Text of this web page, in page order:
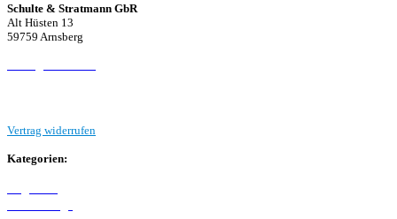
Schulte & Stratmann GbR
Alt Hüsten 13
59759 Arnsberg
Vertrag widerrufen
Kategorien: